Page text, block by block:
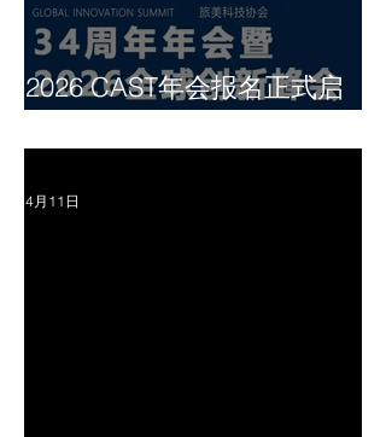
2026 CAST年会报名正式启
4月11日